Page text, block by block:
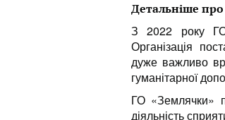
Детальніше про
З 2022 року ГО
Організація
дуже важливо
гуманітарної
ГО «Землячки»
діяльність